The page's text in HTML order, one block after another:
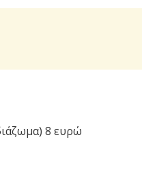
8 ευρώ